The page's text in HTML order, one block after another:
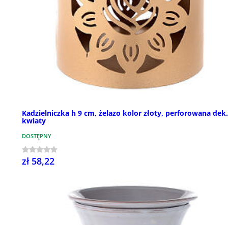
Kadzielniczka h 9 cm, żelazo kolor złoty, perforowana dek.
kwiaty
DOSTĘPNY
zł 58,22